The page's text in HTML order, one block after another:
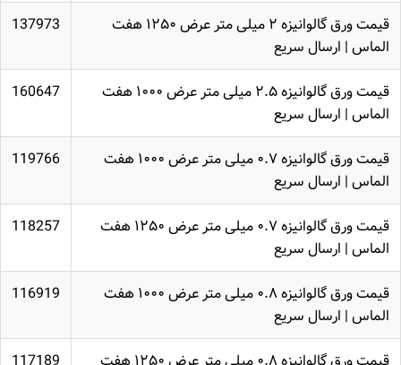
قیمت ورق گالوانیزه ۲ میلی متر عرض ۱۲۵۰ هفت
الماس | ارسال سریع
137973
قیمت ورق گالوانیزه ۲.۵ میلی متر عرض ۱۰۰۰ هفت
الماس | ارسال سریع
160647
قیمت ورق گالوانیزه ۰.۷ میلی متر عرض ۱۰۰۰ هفت
الماس | ارسال سریع
119766
قیمت ورق گالوانیزه ۰.۷ میلی متر عرض ۱۲۵۰ هفت
الماس | ارسال سریع
118257
قیمت ورق گالوانیزه ۰.۸ میلی متر عرض ۱۰۰۰ هفت
الماس | ارسال سریع
116919